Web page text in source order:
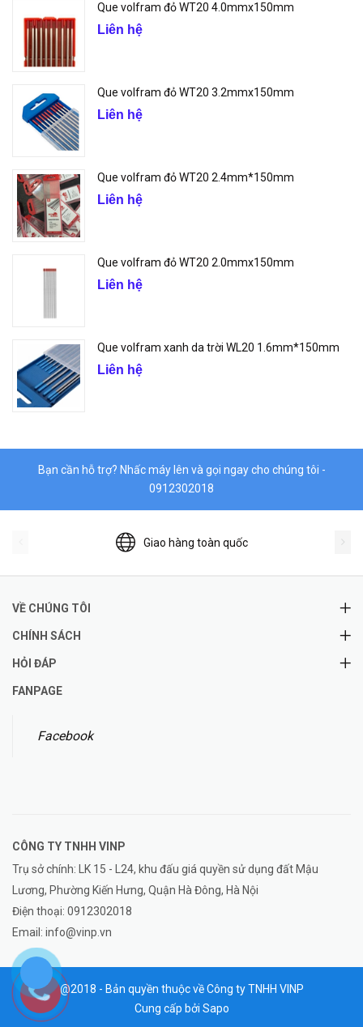
Que volfram đỏ WT20 4.0mmx150mm
Liên hệ
Que volfram đỏ WT20 3.2mmx150mm
Liên hệ
Que volfram đỏ WT20 2.4mm*150mm
Liên hệ
Que volfram đỏ WT20 2.0mmx150mm
Liên hệ
Que volfram xanh da trời WL20 1.6mm*150mm
Liên hệ
Bạn cần hỗ trợ? Nhấc máy lên và gọi ngay cho chúng tôi -
0912302018
Giao hàng toàn quốc
VỀ CHÚNG TÔI
CHÍNH SÁCH
HỎI ĐÁP
FANPAGE
Facebook
CÔNG TY TNHH VINP
Trụ sở chính: LK 15 - L24, khu đấu giá quyền sử dụng đất Mậu
Lương, Phường Kiến Hưng, Quận Hà Đông, Hà Nội
Điện thoại: 0912302018
Email: info@vinp.vn
@2018 - Bản quyền thuộc về Công ty TNHH VINP
Cung cấp bởi Sapo